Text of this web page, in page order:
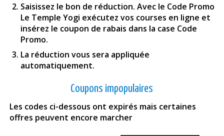
Saisissez le bon de réduction. Avec le Code Promo
Le Temple Yogi exécutez vos courses en ligne et
insérez le coupon de rabais dans la case Code
Promo.
La réduction vous sera appliquée
automatiquement.
Coupons impopulaires
Les codes ci-dessous ont expirés mais certaines
offres peuvent encore marcher